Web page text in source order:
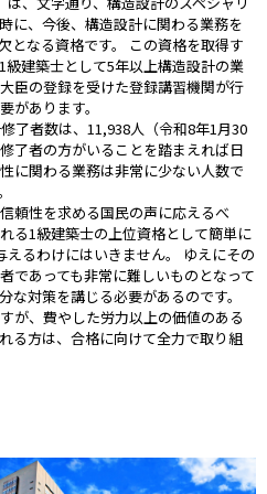
に、今後、構造設計に関わる業務を
となる資格です。 この資格を取得す
級建築士として5年以上構造設計の業
臣の登録を受けた登録講習機関が行
があります。
了者数は、11,938人（令和8年1月30
了者の方がいることを踏まえれば日
に関わる業務は非常に少ない人数で
頼性を求める国民の声に応えるべ
る1級建築士の上位資格として簡単に
えるわけにはいきません。 ゆえにその
であっても非常に難しいものとなって
な対策を講じる必要があるのです。
が、費やした労力以上の価値のある
る方は、合格に向けて全力で取り組